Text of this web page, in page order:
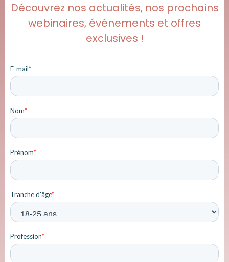
Découvrez nos actualités, nos prochains
webinaires, événements et offres
exclusives !